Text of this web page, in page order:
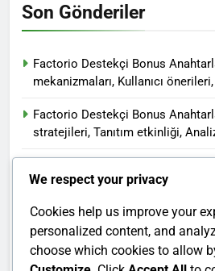
Son Gönderiler
Factorio Destekçi Bonus
mekanizmaları, Kullanıcı
Factorio Destekçi Bonus
stratejileri, Tanıtım etkinliği,
taraf satıcılar, İlgili riskler
Factorio Destekçi Bonus
Ortak ürünler, Teklifler
Factorio Tanıtım Paketi: Sınırlı
We respect your privacy
Cookies help us improve your
personalized content, and
choose which cookies to allow